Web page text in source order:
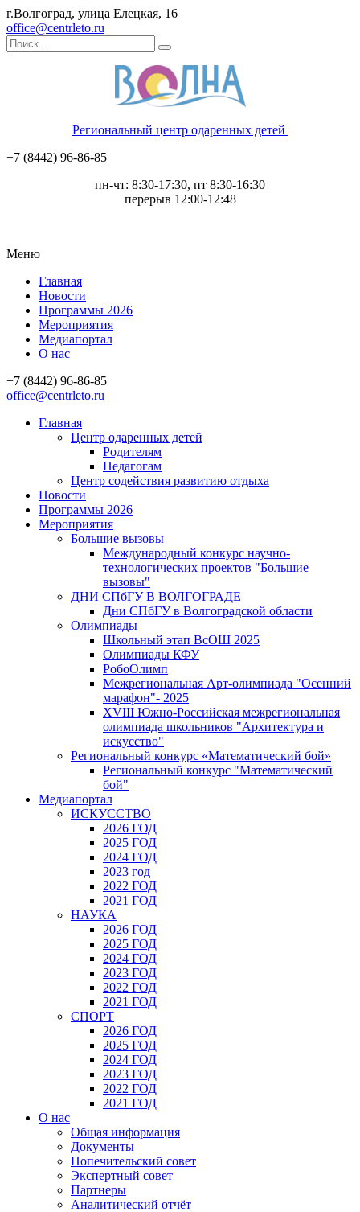
г.Волгоград, улица Елецкая, 16
office@centrleto.ru
Региональный центр одаренных детей
+7 (8442) 96-86-85
пн-чт: 8:30-17:30, пт 8:30-16:30
перерыв 12:00-12:48
Меню
Главная
Новости
Программы 2026
Мероприятия
Медиапортал
О нас
+7 (8442) 96-86-85
office@centrleto.ru
Главная
Центр одаренных детей
Родителям
Педагогам
Центр содействия развитию отдыха
Новости
Программы 2026
Мероприятия
Большие вызовы
Международный конкурс научно-
технологических проектов "Большие
вызовы"
ДНИ СПбГУ В ВОЛГОГРАДЕ
Дни СПбГУ в Волгоградской области
Олимпиады
Школьный этап ВсОШ 2025
Олимпиады КФУ
РобоОлимп
Межрегиональная Арт-олимпиада "Осенний
марафон"- 2025
XVIII Южно-Российская межрегиональная
олимпиада школьников "Архитектура и
искусство"
Региональный конкурс «Математический бой»
Региональный конкурс "Математический
бой"
Медиапортал
ИСКУССТВО
2026 ГОД
2025 ГОД
2024 ГОД
2023 год
2022 ГОД
2021 ГОД
НАУКА
2026 ГОД
2025 ГОД
2024 ГОД
2023 ГОД
2022 ГОД
2021 ГОД
СПОРТ
2026 ГОД
2025 ГОД
2024 ГОД
2023 ГОД
2022 ГОД
2021 ГОД
О нас
Общая информация
Документы
Попечительский совет
Экспертный совет
Партнеры
Аналитический отчёт